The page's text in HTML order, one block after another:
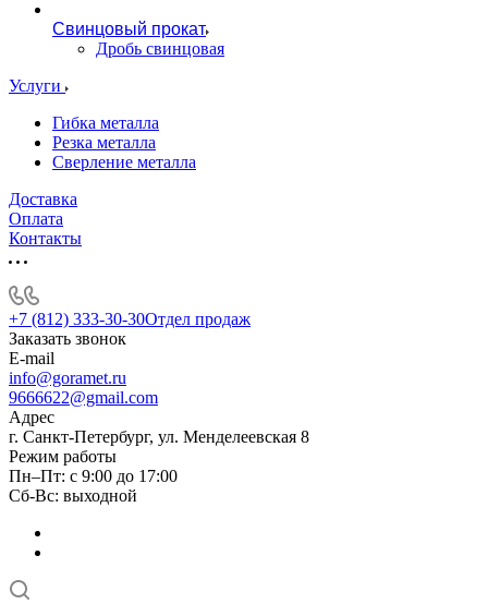
Свинцовый прокат
Дробь свинцовая
Услуги
Гибка металла
Резка металла
Сверление металла
Доставка
Оплата
Контакты
+7 (812) 333-30-30Отдел продаж
Заказать звонок
E-mail
info@goramet.ru
9666622@gmail.com
Адрес
г. Санкт-Петербург, ул. Менделеевская 8
Режим работы
Пн–Пт: с 9:00 до 17:00
Сб-Вс: выходной